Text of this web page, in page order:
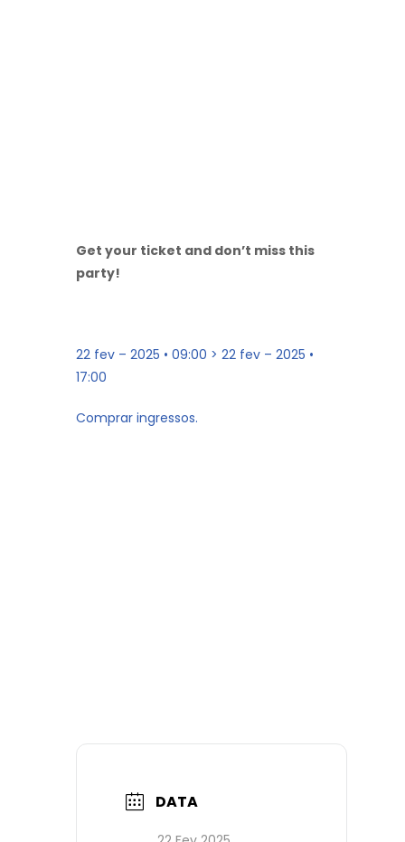
Get your ticket and don’t miss this
party!
22 fev – 2025 • 09:00 > 22 fev – 2025 •
17:00
Comprar ingressos.
DATA